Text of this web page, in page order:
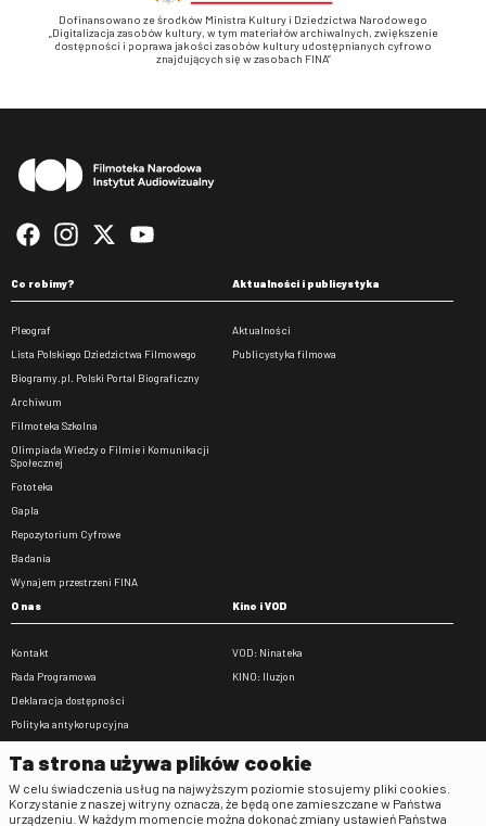
Dofinansowano ze środków Ministra Kultury i Dziedzictwa Narodowego
„Digitalizacja zasobów kultury, w tym materiałów archiwalnych, zwiększenie
dostępności i poprawa jakości zasobów kultury udostępnianych cyfrowo
znajdujących się w zasobach FINA”
Co robimy?
Pleograf
Lista Polskiego Dziedzictwa Filmowego
Biogramy.pl. Polski Portal Biograficzny
Archiwum
Filmoteka Szkolna
Olimpiada Wiedzy o Filmie i Komunikacji
Społecznej
Fototeka
Gapla
Repozytorium Cyfrowe
Badania
Wynajem przestrzeni FINA
Aktualności i publicystyka
Aktualności
Publicystyka filmowa
O nas
Kontakt
Rada Programowa
Deklaracja dostępności
Polityka antykorupcyjna
Zamówienia publiczne
Praca w FINA
Kino i VOD
VOD: Ninateka
KINO: Iluzjon
Regulaminy
Ta strona używa plików cookie
W celu świadczenia usług na najwyższym poziomie stosujemy pliki cookies.
Korzystanie z naszej witryny oznacza, że będą one zamieszczane w Państwa
urządzeniu. W każdym momencie można dokonać zmiany ustawień Państwa